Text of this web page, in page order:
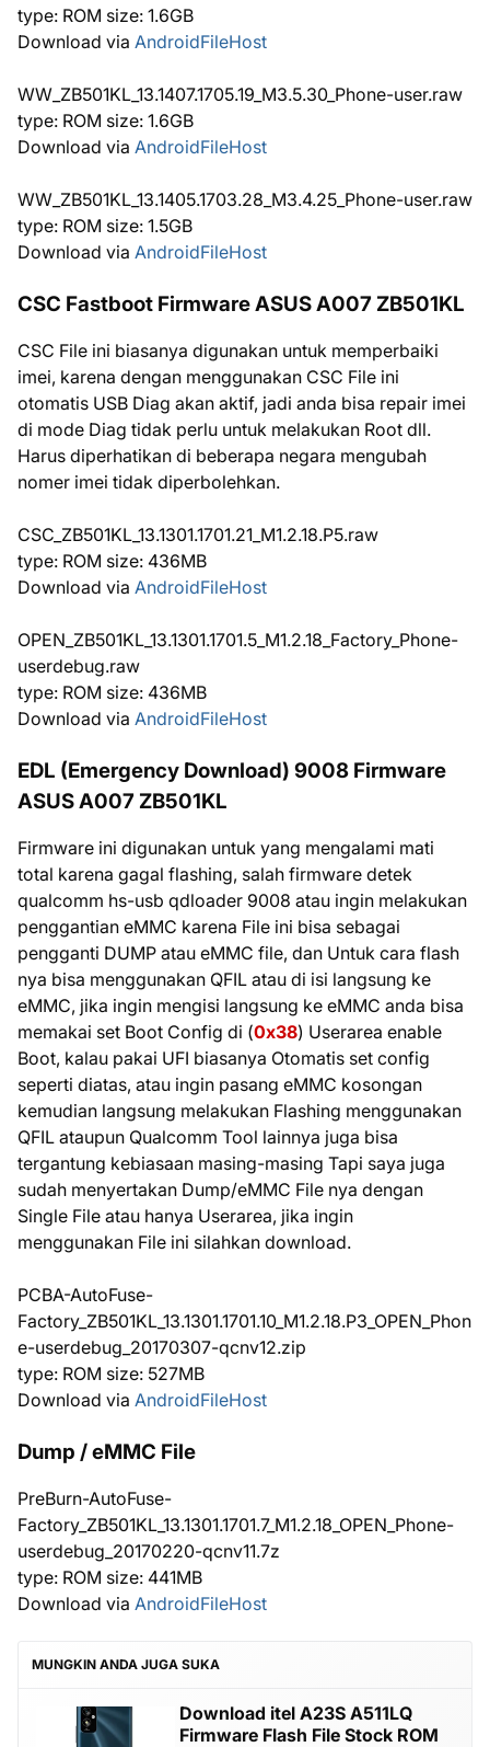
type: ROM size: 1.6GB
Download via AndroidFileHost
WW_ZB501KL_13.1407.1705.19_M3.5.30_Phone-user.raw
type: ROM size: 1.6GB
Download via AndroidFileHost
WW_ZB501KL_13.1405.1703.28_M3.4.25_Phone-user.raw
type: ROM size: 1.5GB
Download via AndroidFileHost
CSC Fastboot Firmware ASUS A007 ZB501KL
CSC File ini biasanya digunakan untuk memperbaiki
imei, karena dengan menggunakan CSC File ini
otomatis USB Diag akan aktif, jadi anda bisa repair imei
di mode Diag tidak perlu untuk melakukan Root dll.
Harus diperhatikan di beberapa negara mengubah
nomer imei tidak diperbolehkan.
CSC_ZB501KL_13.1301.1701.21_M1.2.18.P5.raw
type: ROM size: 436MB
Download via AndroidFileHost
OPEN_ZB501KL_13.1301.1701.5_M1.2.18_Factory_Phone-
userdebug.raw
type: ROM size: 436MB
Download via AndroidFileHost
EDL (Emergency Download) 9008 Firmware
ASUS A007 ZB501KL
Firmware ini digunakan untuk yang mengalami mati
total karena gagal flashing, salah firmware detek
qualcomm hs-usb qdloader 9008 atau ingin melakukan
penggantian eMMC karena File ini bisa sebagai
pengganti DUMP atau eMMC file, dan Untuk cara flash
nya bisa menggunakan QFIL atau di isi langsung ke
eMMC, jika ingin mengisi langsung ke eMMC anda bisa
memakai set Boot Config di (0x38) Userarea enable
Boot, kalau pakai UFI biasanya Otomatis set config
seperti diatas, atau ingin pasang eMMC kosongan
kemudian langsung melakukan Flashing menggunakan
QFIL ataupun Qualcomm Tool lainnya juga bisa
tergantung kebiasaan masing-masing Tapi saya juga
sudah menyertakan Dump/eMMC File nya dengan
Single File atau hanya Userarea, jika ingin
menggunakan File ini silahkan download.
PCBA-AutoFuse-
Factory_ZB501KL_13.1301.1701.10_M1.2.18.P3_OPEN_Phon
e-userdebug_20170307-qcnv12.zip
type: ROM size: 527MB
Download via AndroidFileHost
Dump / eMMC File
PreBurn-AutoFuse-
Factory_ZB501KL_13.1301.1701.7_M1.2.18_OPEN_Phone-
userdebug_20170220-qcnv11.7z
type: ROM size: 441MB
Download via AndroidFileHost
MUNGKIN ANDA JUGA SUKA
Download itel A23S A511LQ
Firmware Flash File Stock ROM